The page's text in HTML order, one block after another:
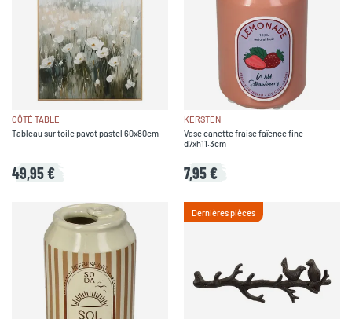
CÔTÉ TABLE
Tableau sur toile pavot pastel 60x80cm
49,95 €
KERSTEN
Vase canette fraise faïence fine
d7xh11.3cm
7,95 €
Dernières pièces